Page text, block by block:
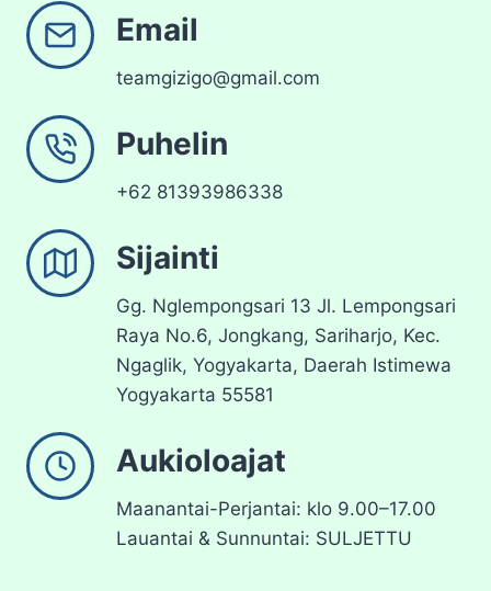
Email
teamgizigo@gmail.com
Puhelin
+62 81393986338
Sijainti
Gg. Nglempongsari 13 Jl. Lempongsari
Raya No.6, Jongkang, Sariharjo, Kec.
Ngaglik, Yogyakarta, Daerah Istimewa
Yogyakarta 55581
Aukioloajat
Maanantai-Perjantai: klo 9.00–17.00
Lauantai & Sunnuntai: SULJETTU